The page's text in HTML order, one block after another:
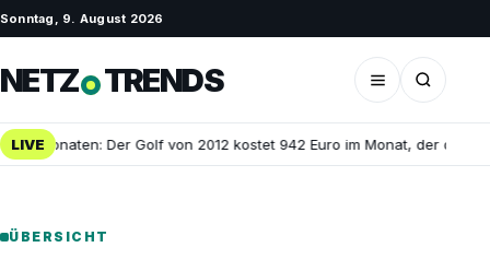
Sonntag, 9. August 2026
NETZ TRENDS
LIVE
Monaten: Der Golf von 2012 kostet 942 Euro im Monat, der
ÜBERSICHT